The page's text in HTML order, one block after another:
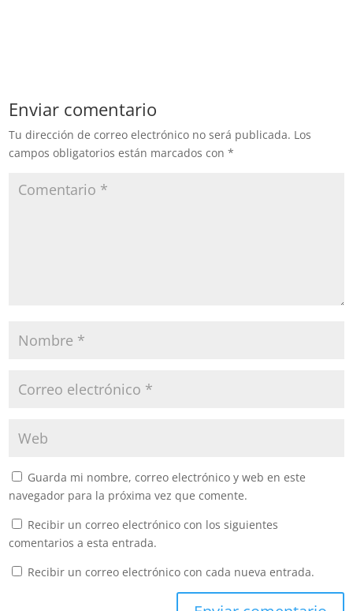
Enviar comentario
Tu dirección de correo electrónico no será publicada. Los
campos obligatorios están marcados con*
Guarda mi nombre, correo electrónico y web en este
navegador para la próxima vez que comente.
Recibir un correo electrónico con los siguientes
comentarios a esta entrada.
Recibir un correo electrónico con cada nueva entrada.